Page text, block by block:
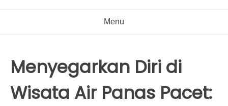
Menu
Menyegarkan Diri di
Wisata Air Panas Pacet: